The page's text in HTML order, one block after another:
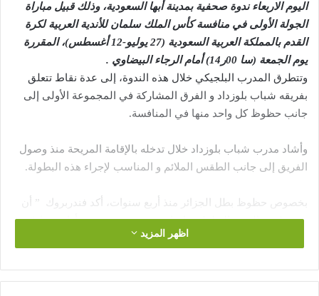
اليوم الاربعاء ندوة صحفية بمدينة أبها السعودية، وذلك قبيل مباراة
الجولة الأولى في منافسة كأس الملك سلمان للأندية العربية لكرة
القدم بالمملكة العربية السعودية (27 يوليو-12 أغسطس)، المقررة
يوم الجمعة (سا 00ر14) أمام الرجاء البيضاوي .
وتتطرق المدرب البلجيكي خلال هذه الندوة، إلى عدة نقاط تتعلق
بفريقه شباب بلوزداد و الفرق المشاركة في المجموعة الأولى إلى
جانب حظوظ كل واحد منها في المنافسة.
وأشاد مدرب شباب بلوزداد خلال تدخله بالإقامة المريحة منذ وصول
الفريق إلى جانب الطقس الملائم و المناسب لإجراء هذه البطولة.
بخصوص حظوظ بطل الجزائر منذ أربع سنوات، أكد فندربروك ” أن
هدفه ليس الفوز بالبطولة و إنما تقديم وجه مشرف و أداء جميل”،
مضيفا ” هذا التصريح لا يعني الاستسلام و سوف نلعب من اجل
اظهر المزيد